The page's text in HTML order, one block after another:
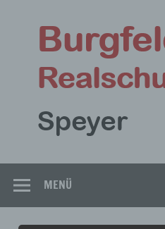
springen
MENÜ